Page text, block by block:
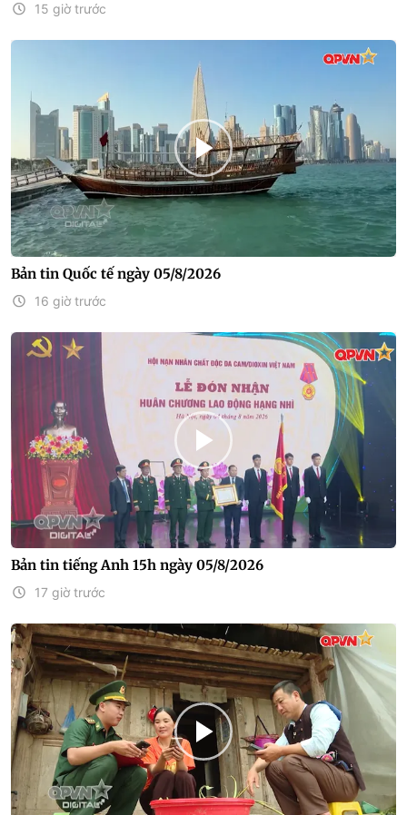
15 giờ trước
Bản tin Quốc tế ngày 05/8/2026
16 giờ trước
Bản tin tiếng Anh 15h ngày 05/8/2026
17 giờ trước